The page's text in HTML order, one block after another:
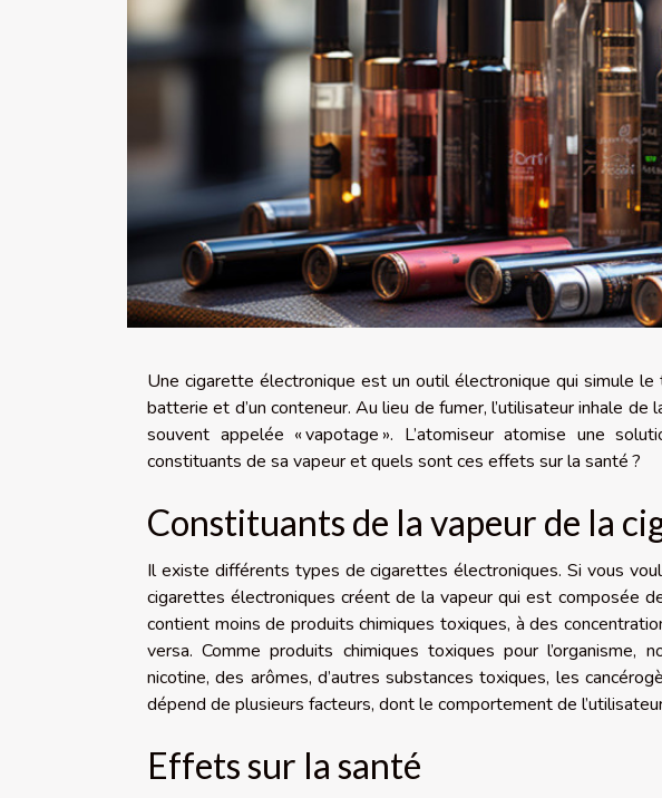
Une cigarette électronique est un outil électronique qui simule le
batterie et d’un conteneur. Au lieu de fumer, l’utilisateur inhale
souvent appelée « vapotage ». L’atomiseur atomise une
constituants de sa vapeur et quels sont ces effets sur la santé ?
Constituants de la vapeur de la
Il existe différents types de cigarettes électroniques. Si vous
cigarettes électroniques créent de la vapeur qui est composée
contient moins de produits chimiques toxiques, à des
versa. Comme produits chimiques toxiques pour
nicotine, des arômes, d’autres substances toxiques, les
dépend de plusieurs facteurs, dont le comportement de
Effets sur la santé